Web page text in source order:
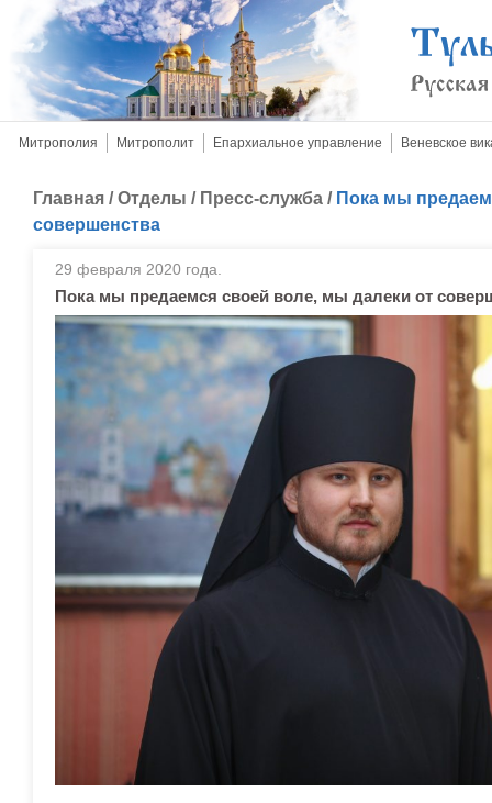
Митрополия Митрополит Епархиальное управление Веневское
Главная /Отделы / Пресс-служба / Пока мы
совершенства
29 февраля 2020 года.
Пока мы предаемся своей воле, мы далеки от